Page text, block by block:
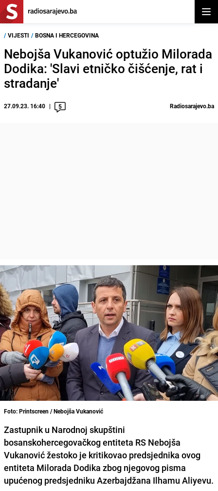
/ VIJESTI / BOSNA I HERCEGOVINA
Nebojša Vukanović optužio Milorada
Dodika: 'Slavi etničko čišćenje, rat i
stradanje'
27.09.23. 16:40 5 Radiosarajevo.ba
Foto: Printscreen / Nebojša Vukanović
Zastupnik u Narodnoj skupštini
bosanskohercegovačkog entiteta RS Nebojša
Vukanović žestoko je kritikovao predsjednika ovog
entiteta Milorada Dodika zbog njegovog pisma
upućenog predsjedniku Azerbajdžana Ilhamu Aliyevu.